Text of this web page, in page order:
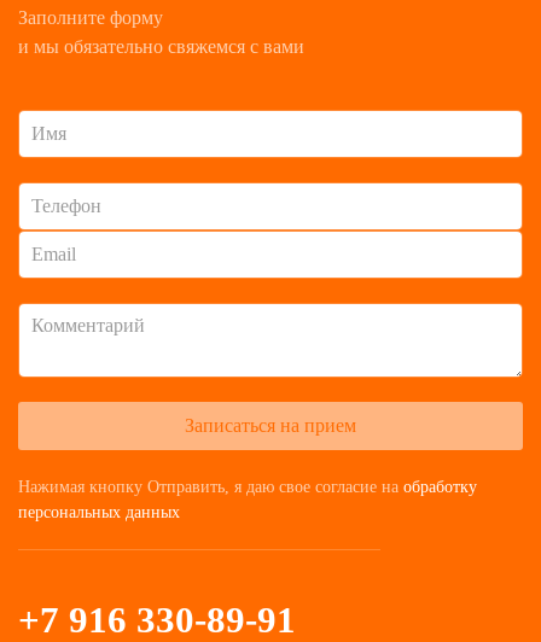
Заполните форму
и мы обязательно свяжемся с вами
Записаться на прием
Нажимая кнопку Отправить, я даю свое согласие на обработку
персональных данных
+7 916 330-89-91